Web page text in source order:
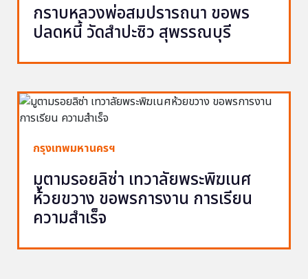
กราบหลวงพ่อสมปรารถนา ขอพร
ปลดหนี้ วัดสำปะซิว สุพรรณบุรี
กรุงเทพมหานครฯ
มูตามรอยลิซ่า เทวาลัยพระพิฆเนศ
ห้วยขวาง ขอพรการงาน การเรียน
ความสำเร็จ